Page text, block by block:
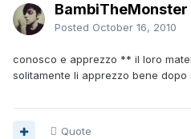
BambiTheMonster
Posted October 16, 2010
conosco e apprezzo ** il loro
solitamente li apprezzo bene dopo
Quote